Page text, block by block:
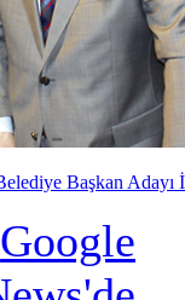
Başkan Adayı